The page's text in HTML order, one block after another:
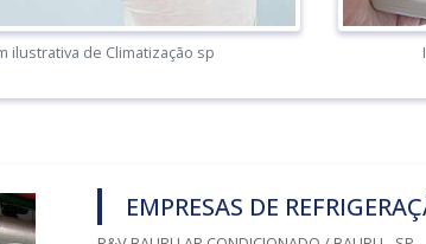
ilustrativa de Climatização sp
EMPRESAS DE